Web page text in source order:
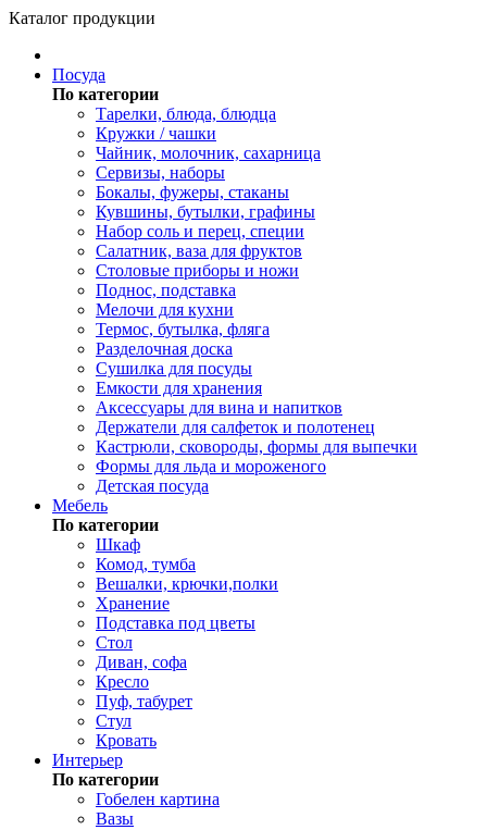
Каталог продукции
Посуда
По категории
Тарелки, блюда, блюдца
Кружки / чашки
Чайник, молочник, сахарница
Сервизы, наборы
Бокалы, фужеры, стаканы
Кувшины, бутылки, графины
Набор соль и перец, специи
Салатник, ваза для фруктов
Столовые приборы и ножи
Поднос, подставка
Мелочи для кухни
Термос, бутылка, фляга
Разделочная доска
Сушилка для посуды
Емкости для хранения
Аксессуары для вина и напитков
Держатели для салфеток и полотенец
Кастрюли, сковороды, формы для выпечки
Формы для льда и мороженого
Детская посуда
Мебель
По категории
Шкаф
Комод, тумба
Вешалки, крючки,полки
Хранение
Подставка под цветы
Стол
Диван, софа
Кресло
Пуф, табурет
Стул
Кровать
Интерьер
По категории
Гобелен картина
Вазы